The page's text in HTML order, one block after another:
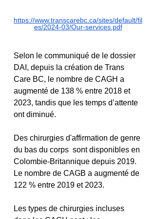
https://www.transcarebc.ca/sites/default/fil
es/2024-03/Our-services.pdf
Selon le communiqué de le dossier
DAI, depuis la création de Trans
Care BC, le nombre de CAGH a
augmenté de 138 % entre 2018 et
2023, tandis que les temps d’attente
ont diminué.
Des chirurgies d'affirmation de genre
du bas du corps  sont disponibles en
Colombie-Britannique depuis 2019.
Le nombre de CAGB a augmenté de
122 % entre 2019 et 2023.
Les types de chirurgies incluses